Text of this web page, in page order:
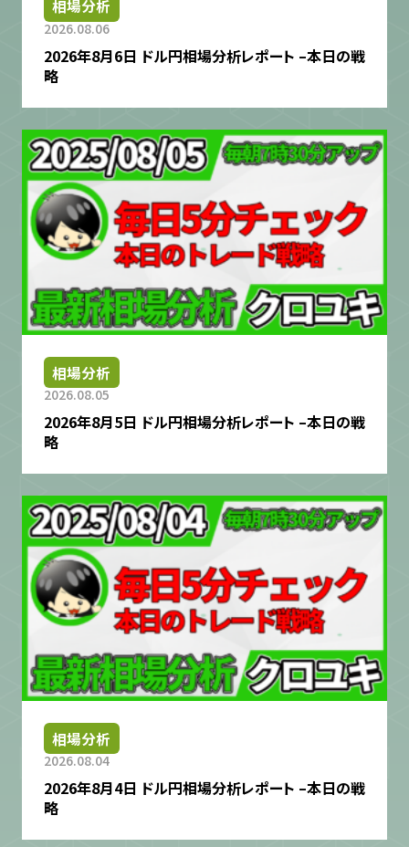
相場分析
2026.08.06
2026年8月6日 ドル円相場分析レポート –本日の戦
略
相場分析
2026.08.05
2026年8月5日 ドル円相場分析レポート –本日の戦
略
相場分析
2026.08.04
2026年8月4日 ドル円相場分析レポート –本日の戦
略